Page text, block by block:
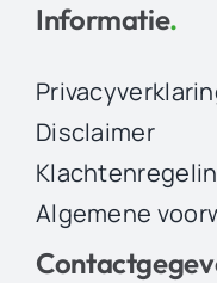
Informatie.
Disclaimer
Algemene